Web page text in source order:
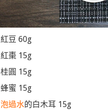
紅豆 60g
紅棗 15g
桂圓 15g
蜂蜜 15g
泡過水的白木耳 15g